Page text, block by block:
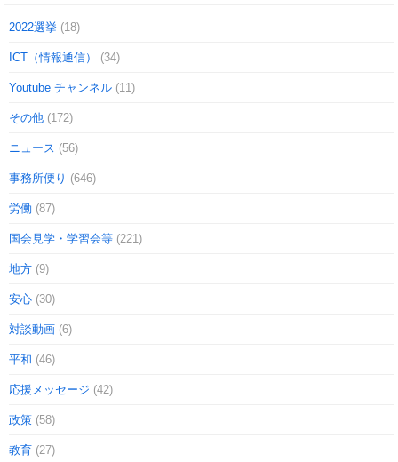
2022選挙 (18)
ICT（情報通信） (34)
Youtube チャンネル (11)
その他 (172)
ニュース (56)
事務所便り (646)
労働 (87)
国会見学・学習会等 (221)
地方 (9)
安心 (30)
対談動画 (6)
平和 (46)
応援メッセージ (42)
政策 (58)
教育 (27)